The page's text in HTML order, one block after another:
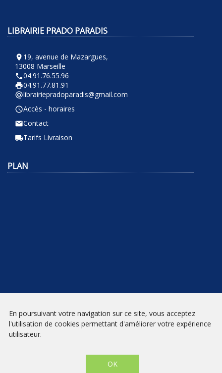
LIBRAIRIE PRADO PARADIS
room 19, avenue de Mazargues,
13008 Marseille
phone04.91.76.55.96
local_printshop04.91.77.81.91
alternate_emaillibrairiepradoparadis@gmail.com
query_builderAccès - horaires
emailContact
local_shippingTarifs Livraison
PLAN
INSCRIPTION
Conditions générales de vente
Paradis - Marseille © 2026 - Site créé par
En poursuivant votre navigation sur ce site, vous acceptez
l'utilisation de cookies permettant d'améliorer votre expérience
utilisateur.
OK